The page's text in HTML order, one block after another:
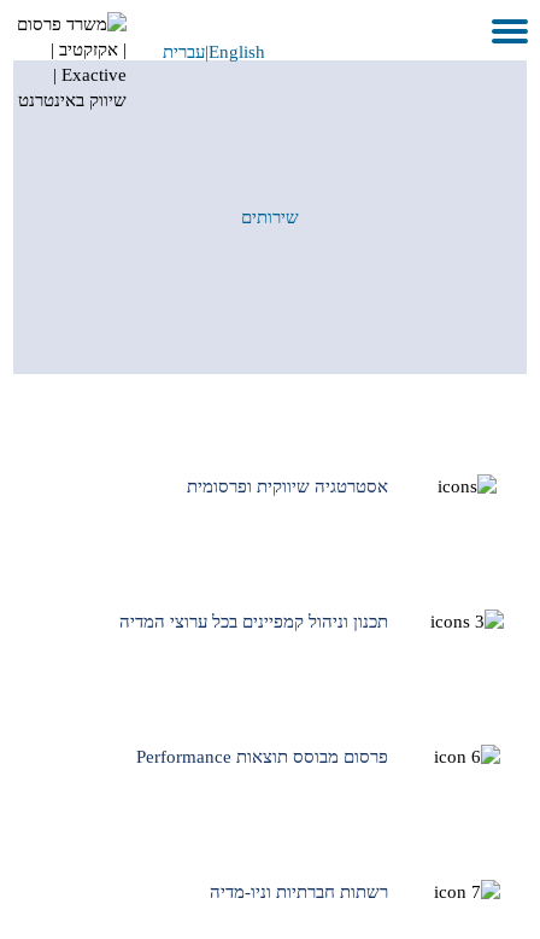
עברית|English
שירותים
שירותים
אסטרטגיה שיווקית ופרסומית
תכנון וניהול קמפיינים בכל ערוצי המדיה
פרסום מבוסס תוצאות Performance
רשתות חברתיות וניו-מדיה